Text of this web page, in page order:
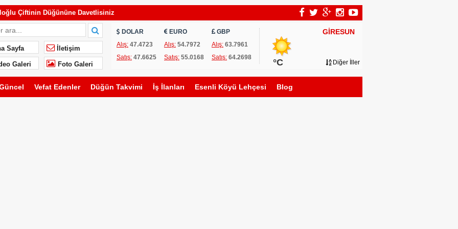
Çiftinin Düğününe Davetlisiniz
Çiftinin Düğününe Davetlisiniz
Çiftinin Düğününe Davetlisiniz
Sayfa İletişim
Galeri Foto Galeri
DOLAR
Alış: 47.4723
Satış: 47.6625
EURO
Alış:54.7972
Satış:55.0168
GBP
Alış:63.7961
Satış:64.2698
GİRESUN
°C Diğer İller
Vefat Edenler Düğün Takvimi İş İlanları Esenli Köyü Lehçesi Blog